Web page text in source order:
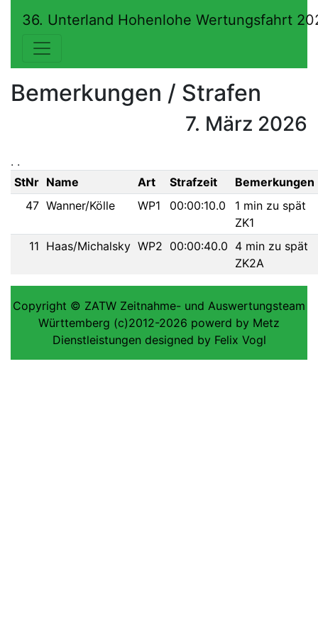
36. Unterland Hohenlohe Wertungsfahrt
Bemerkungen / Strafen
7. März 2026
. .
StNr Name Art Strafzeit
Bemerkungen
47 Wanner/Kölle WP1 00:00:10.0
1 min zu spät
ZK1
11 Haas/Michalsky WP2 00:00:40.0 4 min zu spät
ZK2A
Copyright © ZATW Zeitnahme- und Auswertungsteam
Württemberg (c)2012-2026 powerd by Metz
Dienstleistungen designed by Felix Vogl